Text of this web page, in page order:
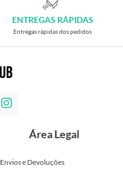
ENTREGAS RÁPIDAS
Entregas rápidas dos pedidos
Área Legal
Envios e Devoluções